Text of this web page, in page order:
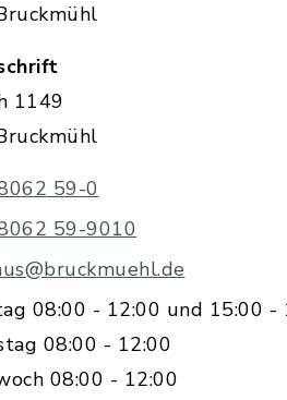
1149
59-0
59-9010
08:00 - 12:00 und 15:00 -
08:00 - 12:00
08:00 - 12:00